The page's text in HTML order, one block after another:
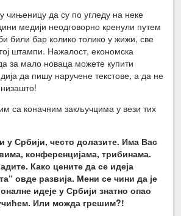
чињеницу да су по угледу на неке
медији неодговорно кренули путем
били бар колико толико у жижи, све
штампи. Нажалост, економска
за мало новаца можете купити
да пишу наручене текстове, а да не
са коначним закључцима у вези тих
у Србији, често долазите. Има Вас
конференцијама, трибинама.
Како цените да се идеја
овде развија. Мени се чини да је
идеје у Србији знатно опао
Или можда грешим?!